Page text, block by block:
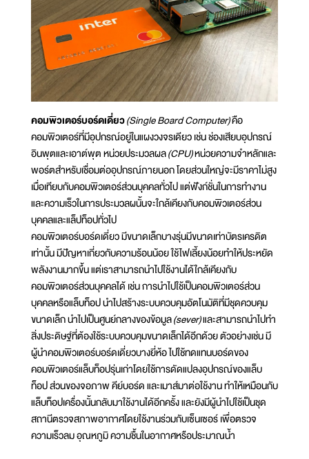
คอมพิวเตอร์บอร์ดเดี่ยว(Single Board Computer)คือ
คอมพิวเตอร์ที่มีอุปกรณ์อยู่ในแผงวงจรเดียว เช่น ช่องเสียบอุปกรณ์
อินพุตและเอาต์พุต หน่วยประมวลผล(CPU)หน่วยความจำหลักและ
พอร์ตสำหรับเชื่อมต่ออุปกรณ์ภายนอก โดยส่วนใหญ่จะมีราคาไม่สูง
เมื่อเทียบกับคอมพิวเตอร์ส่วนบุคคลทั่วไป แต่ฟังก์ชั่นในการทำงาน
และความเร็วในการประมวลผนั้นจะใกล้เคียงกับคอมพิวเตอร์ส่วน
บุคคลและแล็ปท็อปทั่วไป
คอมพิวเตอร์บอร์ดเดี่ยว มีขนาดเล็กบางรุ่นมีขนาดเท่าบัตรเครดิต
เท่านั้น มีปัญหาเกี่ยวกับความร้อนน้อย ใช้ไฟเลี้ยงน้อยทำให้ประหยัด
พลังงานมากขึ้น แต่เราสามารถนำไปใช้งานได้ใกล้เคียงกับ
คอมพิวเตอร์ส่วนบุคคลได้ เช่น การนำไปใช้เป็นคอมพิวเตอร์ส่วน
บุคคลหรือแล็บท็อป นำไปสร้างระบบควบคุมอัตโนมัติที่มีชุดควบคุม
ขนาดเล็ก นำไปเป็นศูนย์กลางของข้อมูล(sever)และสามารถนำไปทำ
สิ่งประดิษฐ์ที่ต้องใช้ระบบควบคุมขนาดเล็กได้อีกด้วย ตัวอย่างเช่น มี
ผู้นำคอมพิวเตอร์บอร์ดเดี่ยวบางยี่ห้อ ไปใช้ทดแทนบอร์ดของ
คอมพิวเตอร์แล็บท็อปรุ่นเก่าโดยใช้การดัดแปลงอุปกรณ์ของแล็บ
ท็อป ส่วนของจอภาพ คีย์บอร์ด และเมาส์มาต่อใช้งาน ทำให้เหมือนกับ
แล็บท็อปเครื่องนั้นกลับมาใช้งานได้อีกครั้ง และยังมีผู้นำไปใช้เป็นชุด
สถานีตรวจสภาพอากาศโดยใช้งานร่วมกับเซ็นเซอร์ เพื่อตรวจ
ความเร็วลม อุณหภูมิ ความชื้นในอากาศหรือประมาณน้ำ